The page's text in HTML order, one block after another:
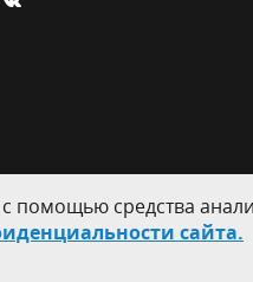
помощью средства
сайта.